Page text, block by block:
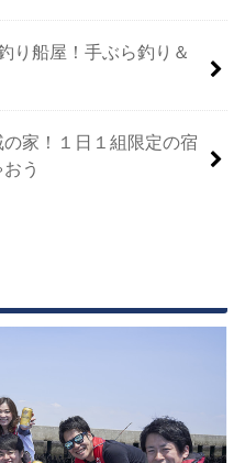
り船屋！手ぶら釣り＆
の家！１日１組限定の宿
う